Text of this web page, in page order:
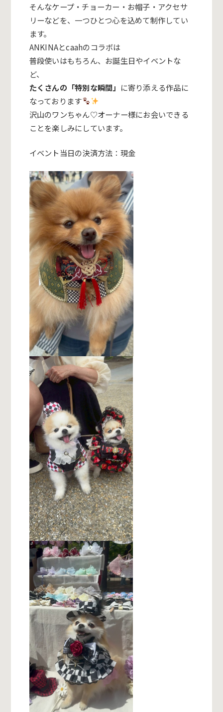
そんなケープ・チョーカー・お帽子・アクセサ
リーなどを、一つひとつ心を込めて制作してい
ます。
ANKINAとcaahのコラボは
普段使いはもちろん、 お誕生日やイベントな
ど、
たくさんの「特別な瞬間」 に寄り添える作品に
なっております
沢山のワンちゃん♡オーナー様にお会いできる
ことを楽しみにしています。
イベント当日の決済方法： 現金